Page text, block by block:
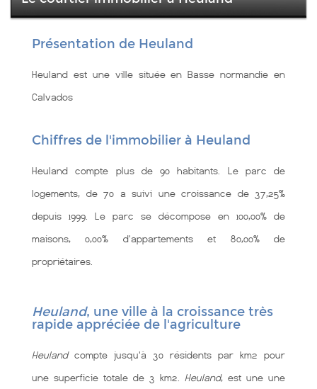
Présentation de Heuland
Heuland est une ville située en Basse normandie en
Calvados
Chiffres de l'immobilier à Heuland
Heuland compte plus de 90 habitants. Le parc de
logements, de 70 a suivi une croissance de 37,25%
depuis 1999. Le parc se décompose en 100,00% de
maisons, 0,00% d'appartements et 80,00% de
propriétaires.
Heuland, une ville à la croissance très
rapide appréciée de l'agriculture
Heulandcompte jusqu'à 30 résidents par km2 pour
une superficie totale de 3 km2. Heuland, est une une